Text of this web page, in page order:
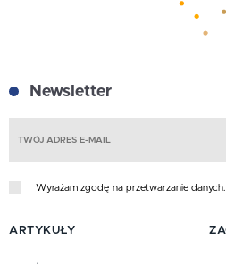
Newsletter
Wyrażam zgodę na przetwarzanie danych.
ARTYKUŁY